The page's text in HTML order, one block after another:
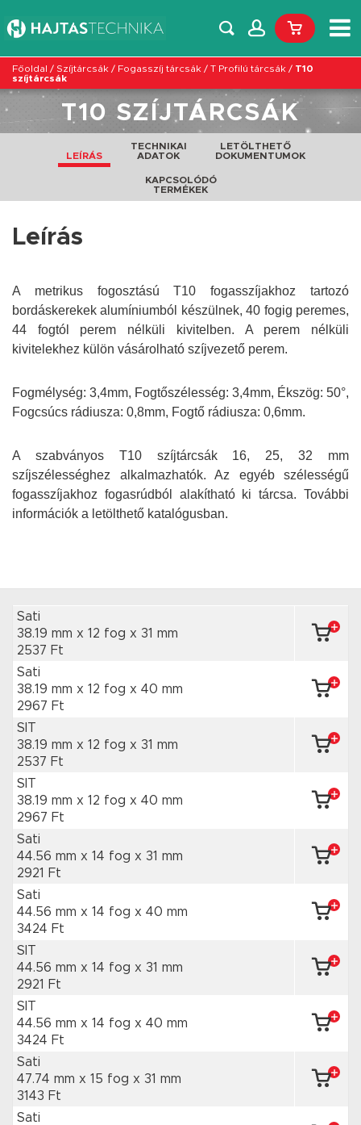
Főoldal / Szíjtárcsák / Fogasszíj tárcsák / T Profilú tárcsák / T10
szíjtárcsák
T10 SZÍJTÁRCSÁK
LEÍRÁS
TECHNIKAI
ADATOK
LETÖLTHETŐ
DOKUMENTUMOK
KAPCSOLÓDÓ
TERMÉKEK
Leírás
A metrikus fogosztású T10 fogasszíjakhoz tartozó
bordáskerekek alumíniumból készülnek, 40 fogig peremes,
44 fogtól perem nélküli kivitelben. A perem nélküli
kivitelekhez külön vásárolható szíjvezető perem.
Fogmélység: 3,4mm, Fogtőszélesség: 3,4mm, Ékszög: 50°,
Fogcsúcs rádiusza: 0,8mm, Fogtő rádiusza: 0,6mm.
A szabványos T10 szíjtárcsák 16, 25, 32 mm
szíjszélességhez alkalmazhatók. Az egyéb szélességű
fogasszíjakhoz fogasrúdból alakítható ki tárcsa. További
információk a letölthető katalógusban.
Sati
38.19 mm x 12 fog x 31 mm
2537 Ft
Sati
38.19 mm x 12 fog x 40 mm
2967 Ft
SIT
38.19 mm x 12 fog x 31 mm
2537 Ft
SIT
38.19 mm x 12 fog x 40 mm
2967 Ft
Sati
44.56 mm x 14 fog x 31 mm
2921 Ft
Sati
44.56 mm x 14 fog x 40 mm
3424 Ft
SIT
44.56 mm x 14 fog x 31 mm
2921 Ft
SIT
44.56 mm x 14 fog x 40 mm
3424 Ft
Sati
47.74 mm x 15 fog x 31 mm
3143 Ft
Sati